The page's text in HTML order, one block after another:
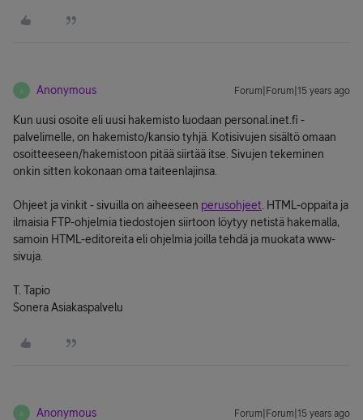
A Anonymous Forum|Forum|15 years ago
Kun uusi osoite eli uusi hakemisto luodaan personal.inet.fi -
palvelimelle, on hakemisto/kansio tyhjä. Kotisivujen sisältö omaan
osoitteeseen/hakemistoon pitää siirtää itse. Sivujen tekeminen
onkin sitten kokonaan oma taiteenlajinsa.
Ohjeet ja vinkit - sivuilla on aiheeseen perusohjeet . HTML-oppaita ja
ilmaisia FTP-ohjelmia tiedostojen siirtoon löytyy netistä hakemalla,
samoin HTML-editoreita eli ohjelmia joilla tehdä ja muokata www-
sivuja.
T. Tapio
Sonera Asiakaspalvelu
A Anonymous Forum|Forum|15 years ago